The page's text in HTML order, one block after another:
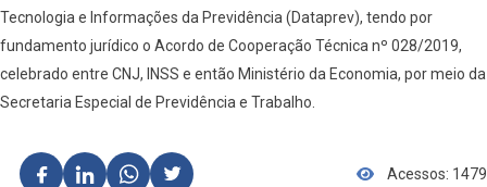
Tecnologia e Informações da Previdência (Dataprev), tendo por
fundamento jurídico o Acordo de Cooperação Técnica nº 028/2019,
celebrado entre CNJ, INSS e então Ministério da Economia, por meio da
Secretaria Especial de Previdência e Trabalho.
Acessos: 1479